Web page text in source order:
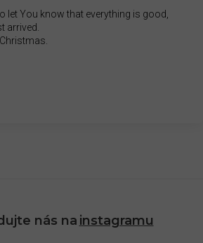
let You know that everything is good,
arrived.
nás na instagramu